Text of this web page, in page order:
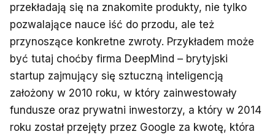
przekładają się na znakomite produkty, nie tylko
pozwalające nauce iść do przodu, ale też
przynoszące konkretne zwroty. Przykładem może
być tutaj choćby firma DeepMind – brytyjski
startup zajmujący się sztuczną inteligencją
założony w 2010 roku, w który zainwestowały
fundusze oraz prywatni inwestorzy, a który w 2014
roku został przejęty przez Google za kwotę, która